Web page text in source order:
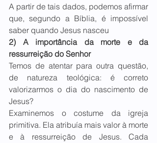
A partir de tais dados, podemos afirmar
que, segundo a Bíblia, é impossível
saber quando Jesus nasceu
2) A importância da morte e da
ressurreição do Senhor
Temos de atentar para outra questão,
de natureza teológica: é correto
valorizarmos o dia do nascimento de
Jesus?
Examinemos o costume da igreja
primitiva. Ela atribuía mais valor à morte
e à ressurreição de Jesus. Cada